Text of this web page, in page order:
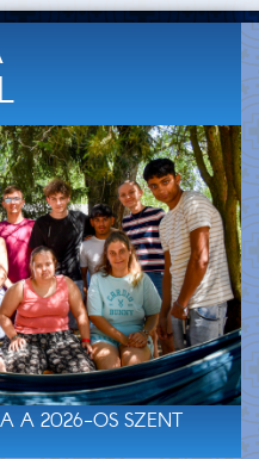
A 2026-OS SZENT